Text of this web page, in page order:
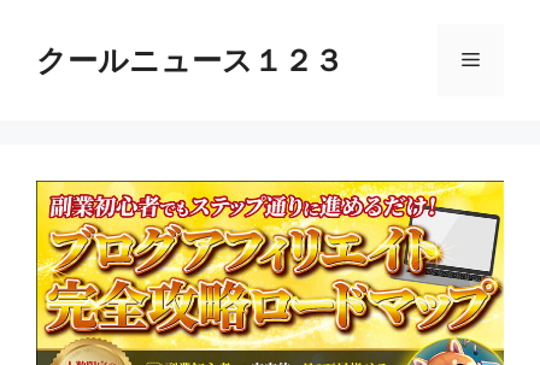
クールニュース１２３ メ
ュ
ー